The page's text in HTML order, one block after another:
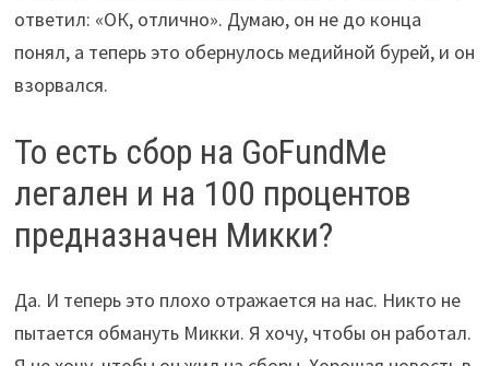
ответил: «ОК, отлично». Думаю, он не до конца
понял, а теперь это обернулось медийной бурей, и он
взорвался.
То есть сбор на GoFundMe
легален и на 100 процентов
предназначен Микки?
Да. И теперь это плохо отражается на нас. Никто не
пытается обмануть Микки. Я хочу, чтобы он работал.